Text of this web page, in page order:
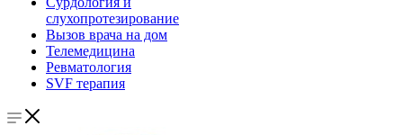
слухопротезирование
Вызов врача на дом
Телемедицина
Ревматология
SVF терапия